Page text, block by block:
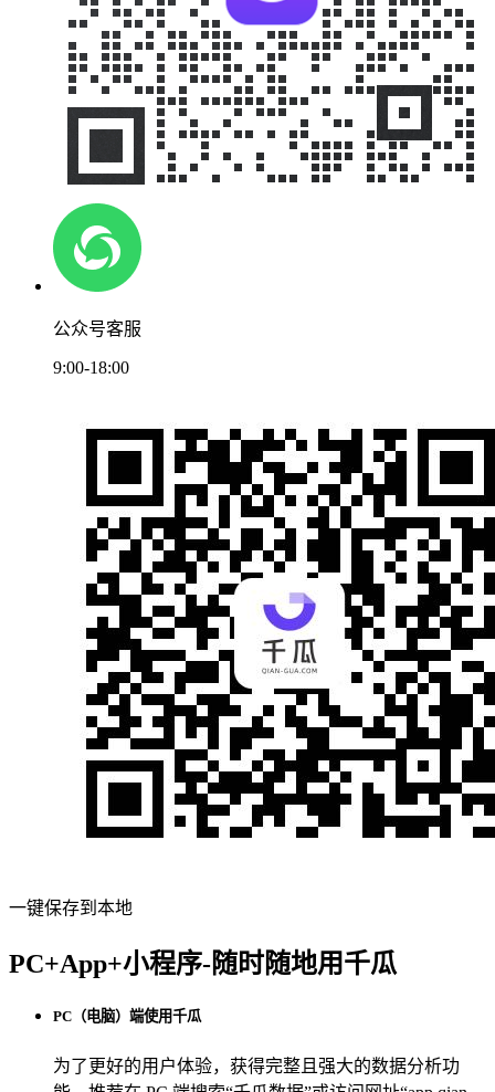
公众号客服
9:00-18:00
一键保存到本地
PC+App+小程序-随时随地用千瓜
PC（电脑）端使用千瓜
为了更好的用户体验，获得完整且强大的数据分析功